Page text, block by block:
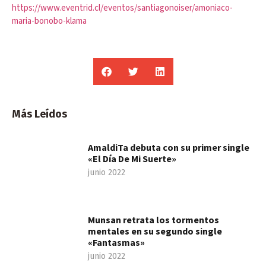
https://www.eventrid.cl/eventos/santiagonoiser/amoniaco-
maria-bonobo-klama
Más Leídos
AmaldiTa debuta con su primer single
«El Día De Mi Suerte»
junio 2022
Munsan retrata los tormentos
mentales en su segundo single
«Fantasmas»
junio 2022